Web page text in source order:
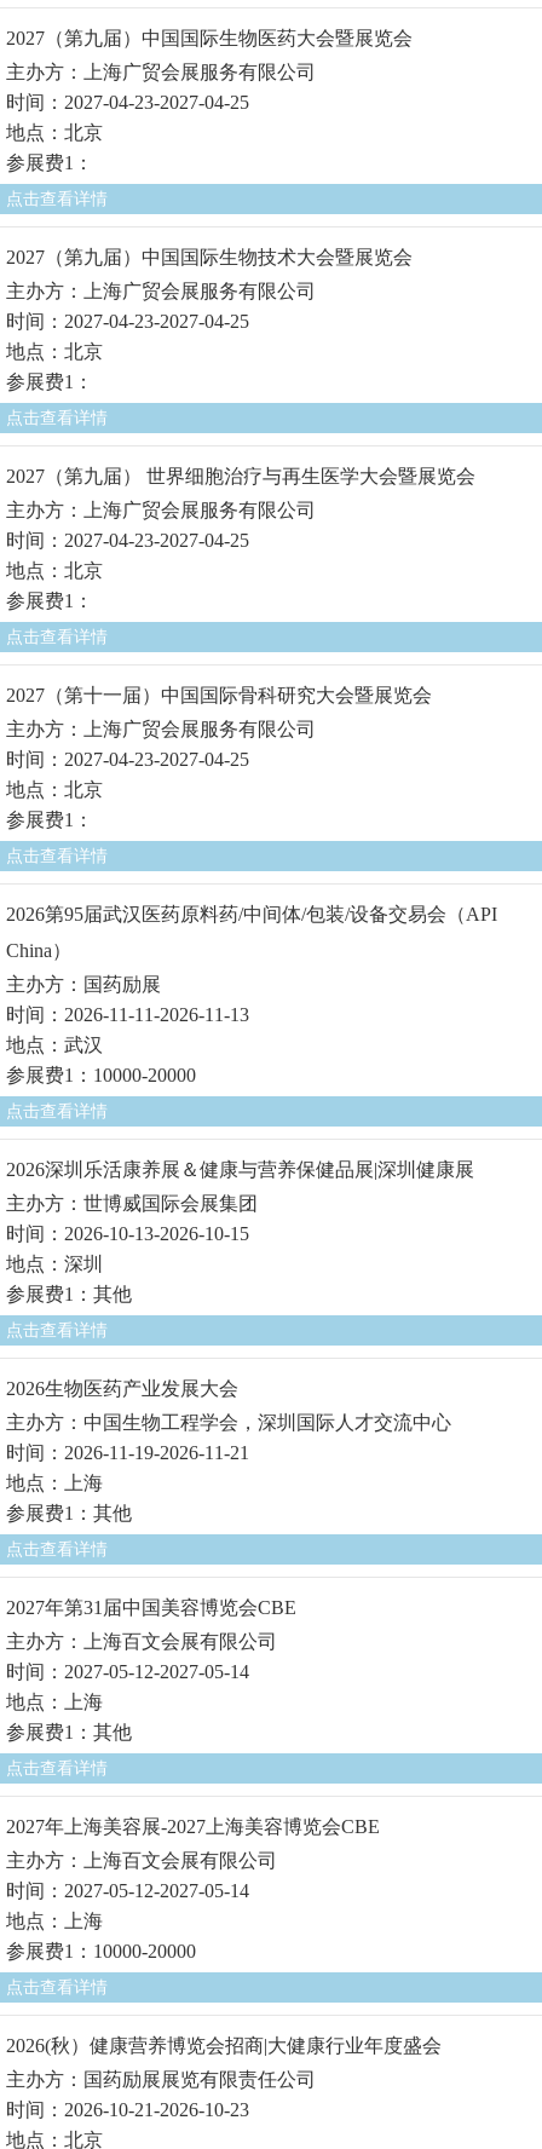
2027（第九届）中国国际生物医药大会暨展览会
主办方：上海广贸会展服务有限公司
时间：2027-04-23-2027-04-25
地点：北京
参展费1：
点击查看详情
2027（第九届）中国国际生物技术大会暨展览会
主办方：上海广贸会展服务有限公司
时间：2027-04-23-2027-04-25
地点：北京
参展费1：
点击查看详情
2027（第九届） 世界细胞治疗与再生医学大会暨展览会
主办方：上海广贸会展服务有限公司
时间：2027-04-23-2027-04-25
地点：北京
参展费1：
点击查看详情
2027（第十一届）中国国际骨科研究大会暨展览会
主办方：上海广贸会展服务有限公司
时间：2027-04-23-2027-04-25
地点：北京
参展费1：
点击查看详情
2026第95届武汉医药原料药/中间体/包装/设备交易会（API
China）
主办方：国药励展
时间：2026-11-11-2026-11-13
地点：武汉
参展费1：10000-20000
点击查看详情
2026深圳乐活康养展＆健康与营养保健品展|深圳健康展
主办方：世博威国际会展集团
时间：2026-10-13-2026-10-15
地点：深圳
参展费1：其他
点击查看详情
2026生物医药产业发展大会
主办方：中国生物工程学会，深圳国际人才交流中心
时间：2026-11-19-2026-11-21
地点：上海
参展费1：其他
点击查看详情
2027年第31届中国美容博览会CBE
主办方：上海百文会展有限公司
时间：2027-05-12-2027-05-14
地点：上海
参展费1：其他
点击查看详情
2027年上海美容展-2027上海美容博览会CBE
主办方：上海百文会展有限公司
时间：2027-05-12-2027-05-14
地点：上海
参展费1：10000-20000
点击查看详情
2026(秋）健康营养博览会招商|大健康行业年度盛会
主办方：国药励展展览有限责任公司
时间：2026-10-21-2026-10-23
地点：北京